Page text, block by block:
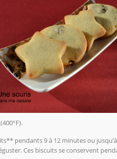
pendants 9 à 12 minutes ou
Ces biscuits se conservent